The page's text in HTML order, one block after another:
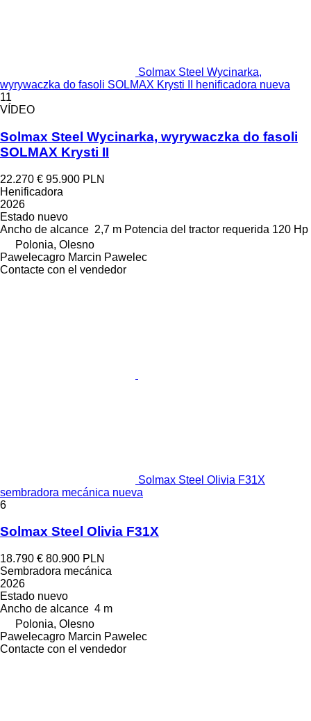
Solmax Steel Wycinarka,
wyrywaczka do fasoli SOLMAX Krysti II henificadora nueva
11
VÍDEO
Solmax Steel Wycinarka, wyrywaczka do fasoli
SOLMAX Krysti II
22.270 € 95.900 PLN
Henificadora
2026
Estado nuevo
Ancho de alcance 2,7 m Potencia del tractor requerida 120 Hp
Polonia, Olesno
Pawelecagro Marcin Pawelec
Contacte con el vendedor
Solmax Steel Olivia F31X
sembradora mecánica nueva
6
Solmax Steel Olivia F31X
18.790 € 80.900 PLN
Sembradora mecánica
2026
Estado nuevo
Ancho de alcance 4 m
Polonia, Olesno
Pawelecagro Marcin Pawelec
Contacte con el vendedor